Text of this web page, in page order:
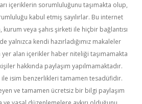
içeriklerin sorumluluğunu taşımakta olup,
kabul etmiş sayılırlar. Bu internet
veya şahıs şirketi ile hiçbir bağlantısı
yalnızca kendi hazırladığımız makaleler
yer alan içerikler haber niteliği taşımamakta
hakkında paylaşım yapılmamaktadır.
ile isim benzerlikleri tamamen tesadüfidir.
ve tamamen ücretsiz bir bilgi paylaşım